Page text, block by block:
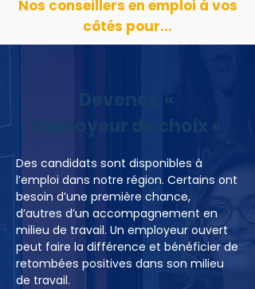
Nos conseillers en emploi à vos
côtés pour...
Devenez «
Employeur de choix »
Des candidats sont disponibles à
l’emploi dans notre région. Certains ont
besoin d’une première chance,
d’autres d’un accompagnement en
milieu de travail. Un employeur ouvert
peut faire la différence et bénéficier de
retombées positives dans son milieu
de travail.